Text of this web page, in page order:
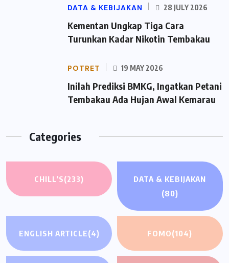
DATA & KEBIJAKAN 28 JULY 2026
Kementan Ungkap Tiga Cara
Turunkan Kadar Nikotin Tembakau
POTRET 19 MAY 2026
Inilah Prediksi BMKG, Ingatkan Petani
Tembakau Ada Hujan Awal Kemarau
Categories
CHILL'S(233)
DATA & KEBIJAKAN
(80)
ENGLISH ARTICLE(4) FOMO(104)